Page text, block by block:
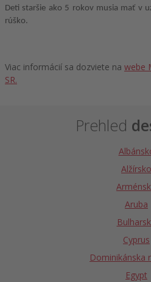
Deti staršie ako 5 rokov musia mať v
rúško.
Viac informácií sa dozviete na webe
SR.
Prehled
Alžírsko
Aruba
Cyprus
Dominikánska
Egypt